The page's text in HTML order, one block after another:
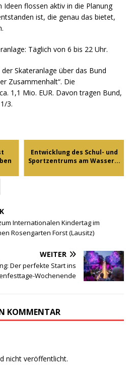
Ideen flossen aktiv in die Planung
ist, die genau das bietet,
Täglich von 6 bis 22 Uhr.
Skateranlage über das Bund
Zusammenhalt“. Die
1,1 Mio. EUR. Davon tragen Bund,
3.
Entwicklung des Schul- und
Sportzentrums am Wasser...
Internationalen Kindertag im
Rosengarten Forst (Lausitz)
WEITER
Der perfekte Start ins
Wochenende
KOMMENTAR
nicht veröffentlicht.